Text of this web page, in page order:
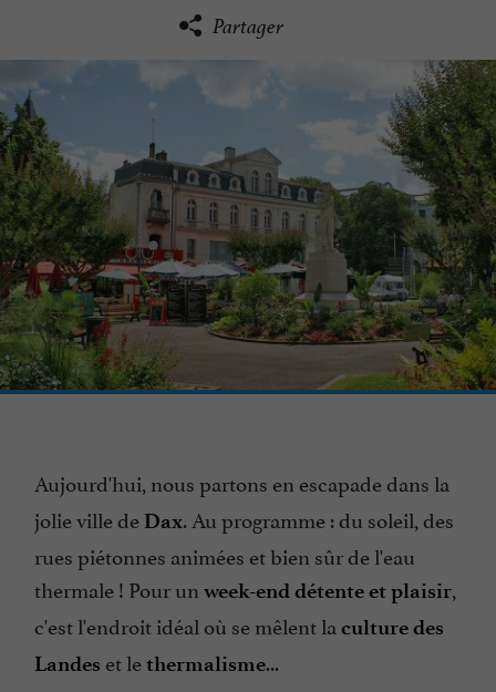
Partager
Aujourd'hui, nous partons en escapade dans la
jolie ville de Dax. Au programme : du soleil, des
rues piétonnes animées et bien sûr de l'eau
thermale ! Pour un week-end détente et plaisir,
c'est l'endroit idéal où se mêlent la culture des
Landes et lethermalisme...